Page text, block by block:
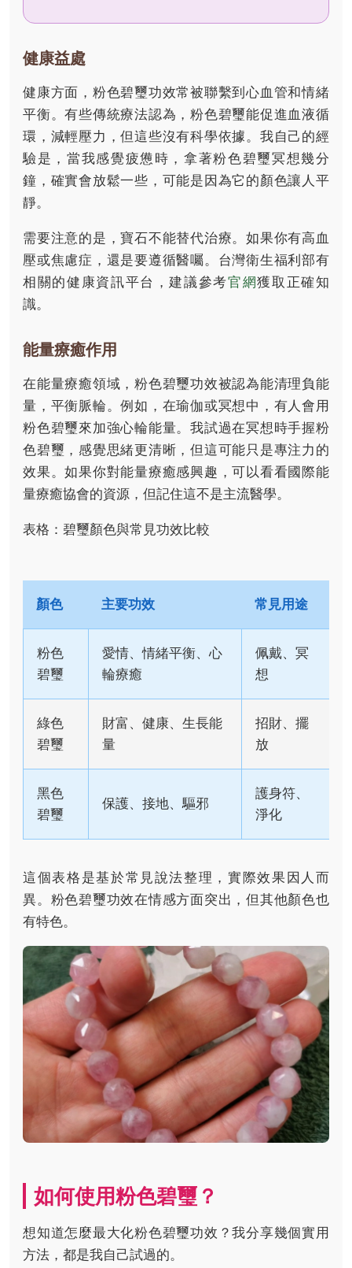
健康益處
健康方面，粉色碧璽功效常被聯繫到心血管和情緒
平衡。有些傳統療法認為，粉色碧璽能促進血液循
環，減輕壓力，但這些沒有科學依據。我自己的經
驗是，當我感覺疲憊時，拿著粉色碧璽冥想幾分
鐘，確實會放鬆一些，可能是因為它的顏色讓人平
靜。
需要注意的是，寶石不能替代治療。如果你有高血
壓或焦慮症，還是要遵循醫囑。台灣衛生福利部有
相關的健康資訊平台，建議參考官網獲取正確知
識。
能量療癒作用
在能量療癒領域，粉色碧璽功效被認為能清理負能
量，平衡脈輪。例如，在瑜伽或冥想中，有人會用
粉色碧璽來加強心輪能量。我試過在冥想時手握粉
色碧璽，感覺思緒更清晰，但這可能只是專注力的
效果。如果你對能量療癒感興趣，可以看看國際能
量療癒協會的資源，但記住這不是主流醫學。
表格：碧璽顏色與常見功效比較
顏色 主要功效 常見用途
粉色
碧璽
愛情、情緒平衡、心
輪療癒
佩戴、冥
想
綠色
碧璽
財富、健康、生長能
量
招財、擺
放
黑色
碧璽
保護、接地、驅邪
護身符、
淨化
這個表格是基於常見說法整理，實際效果因人而
異。粉色碧璽功效在情感方面突出，但其他顏色也
有特色。
如何使用粉色碧璽？
想知道怎麼最大化粉色碧璽功效？我分享幾個實用
方法，都是我自己試過的。